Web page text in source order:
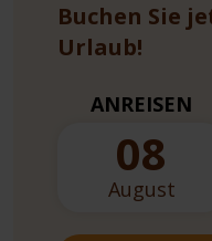
Buchen Sie
Urlaub!
ANREISEN
08
August